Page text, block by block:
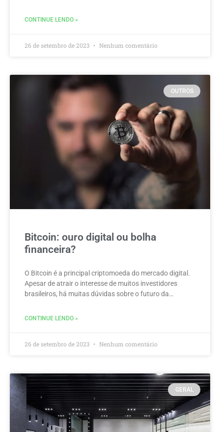
CONTINUE LENDO »
26 de setembro de 2023 Nenhum comentário
OUTROS
Bitcoin: ouro digital ou bolha
financeira?
O Bitcoin é a principal criptomoeda do mercado digital.
Apesar de atrair o interesse de muitos investidores
brasileiros, há muitas dúvidas sobre o futuro da…
CONTINUE LENDO »
26 de setembro de 2023 Nenhum comentário
GERAL